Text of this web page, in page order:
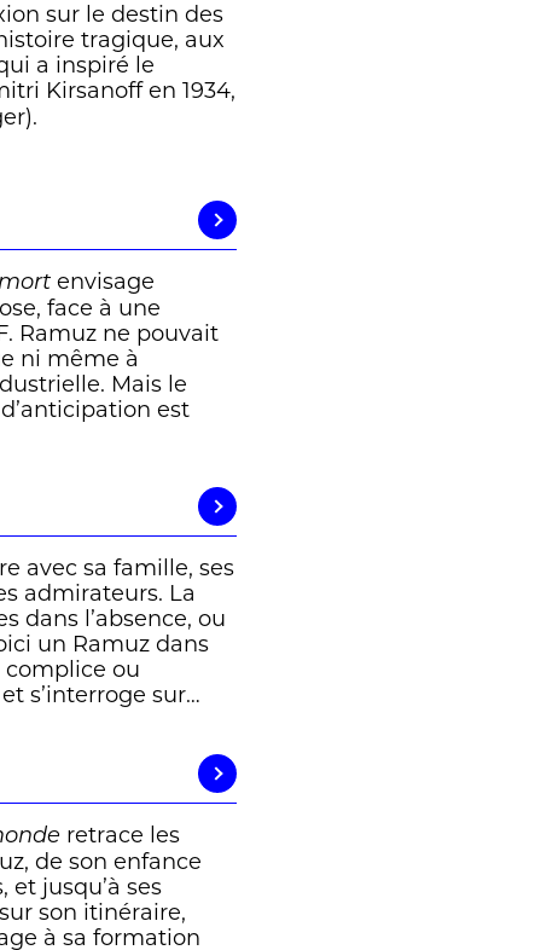
sur le destin des
tragique, aux
a inspiré le
Kirsanoff en 1934,
envisage
face à une
Ramuz ne pouvait
ni même à
Mais le
est
avec sa famille, ses
admirateurs. La
dans l’absence, ou
un Ramuz dans
complice ou
s’interroge sur…
retrace les
de son enfance
et jusqu’à ses
son itinéraire,
à sa formation